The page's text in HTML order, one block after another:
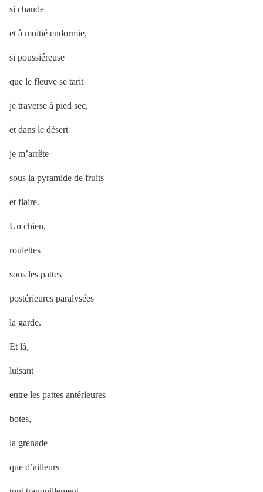
si chaude
et à moitié endormie,
si poussiéreuse
que le fleuve se tarit
je traverse à pied sec,
et dans le désert
je m’arrête
sous la pyramide de fruits
et flaire.
Un chien,
roulettes
sous les pattes
postérieures paralysées
la garde.
Et là,
luisant
entre les pattes antérieures
botes,
la grenade
que d’ailleurs